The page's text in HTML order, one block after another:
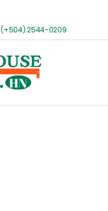
(+504) 2544-0209